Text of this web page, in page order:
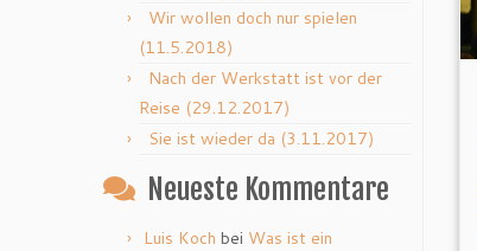
Wir wollen doch nur spielen
(11.5.2018)
Nach der Werkstatt ist vor der
Reise (29.12.2017)
Sie ist wieder da (3.11.2017)
Neueste Kommentare
Luis Koch bei Was ist ein